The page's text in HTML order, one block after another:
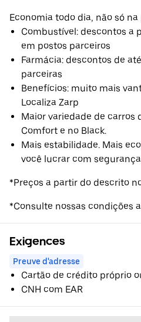
Economia todo dia, não só
Combustível: descontos a
em postos parceiros
Farmácia: descontos de
parceiras
Benefícios: muito mais
Localiza Zarp
Maior variedade de carros
Comfort e no Black.
Mais estabilidade. Mais
você lucrar com
*Preços a partir do descrito
*Consulte nossas condições
Exigences
Preuve d'adresse
Cartão de crédito próprio
CNH com EAR